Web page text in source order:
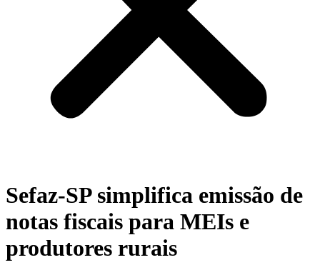
Sefaz-SP simplifica emissão de
notas fiscais para MEIs e
produtores rurais